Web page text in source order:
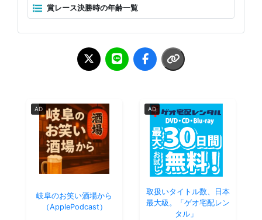
賞レース決勝時の年齢一覧
AD
岐阜のお笑い酒場から
（ApplePodcast）
AD
取扱いタイトル数、日本
最大級。「ゲオ宅配レン
タル」